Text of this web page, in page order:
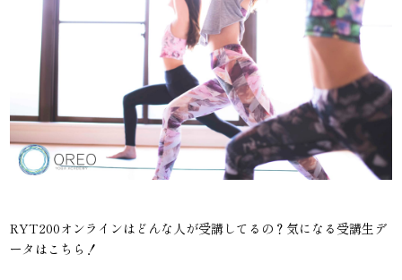
RYT200オンラインはどんな人が受講してるの？気になる受講生デ
ータはこちら！